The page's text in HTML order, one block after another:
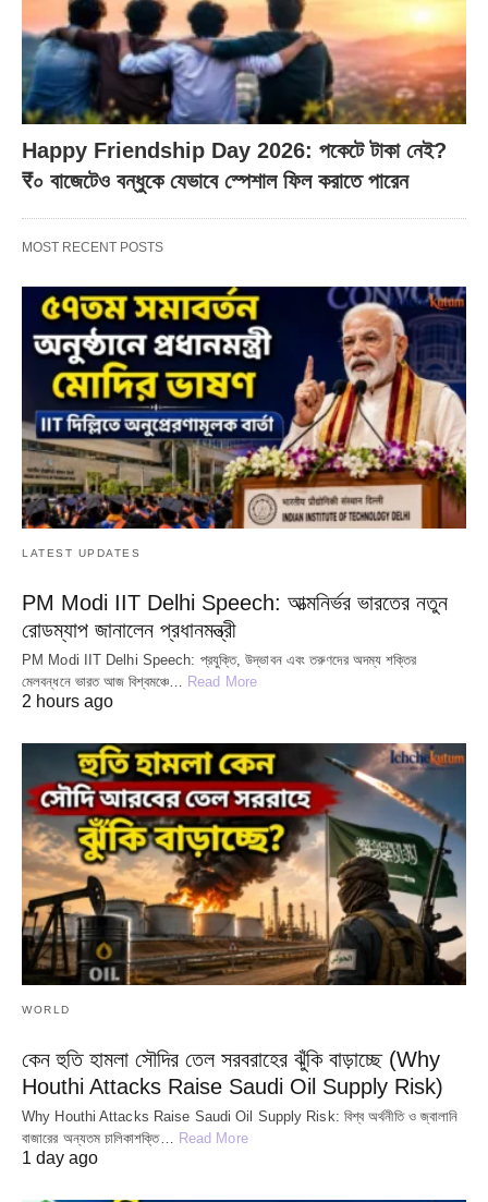
Happy Friendship Day 2026: পকেটে টাকা নেই?
₹০ বাজেটেও বন্ধুকে যেভাবে স্পেশাল ফিল করাতে পারেন
MOST RECENT POSTS
LATEST UPDATES
PM Modi IIT Delhi Speech: আত্মনির্ভর ভারতের নতুন
রোডম্যাপ জানালেন প্রধানমন্ত্রী
PM Modi IIT Delhi Speech: প্রযুক্তি, উদ্ভাবন এবং তরুণদের অদম্য শক্তির
মেলবন্ধনে ভারত আজ বিশ্বমঞ্চে…
Read More
2 hours ago
WORLD
কেন হুতি হামলা সৌদির তেল সরবরাহের ঝুঁকি বাড়াচ্ছে (Why
Houthi Attacks Raise Saudi Oil Supply Risk)
Why Houthi Attacks Raise Saudi Oil Supply Risk: বিশ্ব অর্থনীতি ও জ্বালানি
বাজারের অন্যতম চালিকাশক্তি… Read More
1 day ago